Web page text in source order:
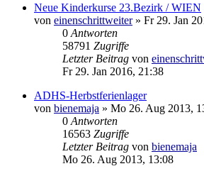
Neue Kinderkurse 23.Bezirk / WIEN
von einenschrittweiter» Fr 29. Jan
0 Antworten
58791 Zugriffe
Letzter Beitrag von
Fr 29. Jan 2016, 21:38
ADHS-Herbstferienlager
von bienemaja » Mo 26. Aug 2013,
0 Antworten
16563 Zugriffe
Letzter Beitrag von bienemaja
Mo 26. Aug 2013, 13:08